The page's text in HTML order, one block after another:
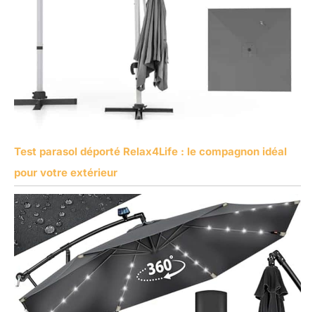
Test parasol déporté Relax4Life : le compagnon idéal
pour votre extérieur